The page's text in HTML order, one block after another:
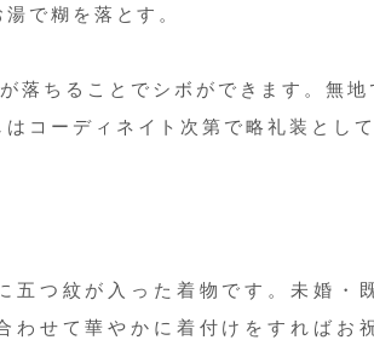
で糊を落とす。
落ちることでシボができます。無
はコーディネイト次第で略礼装とし
五つ紋が入った着物です。未婚・
わせて華やかに着付けをすればお